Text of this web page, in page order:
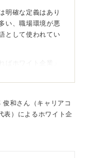
明確な定義はあり
い、職場環境が悪
として使われてい
ばホワイト企業」
いう視点を持つこ
ば、年間休日が
の水準といえる
和さん（キャリアコ
表）によるホワイト企